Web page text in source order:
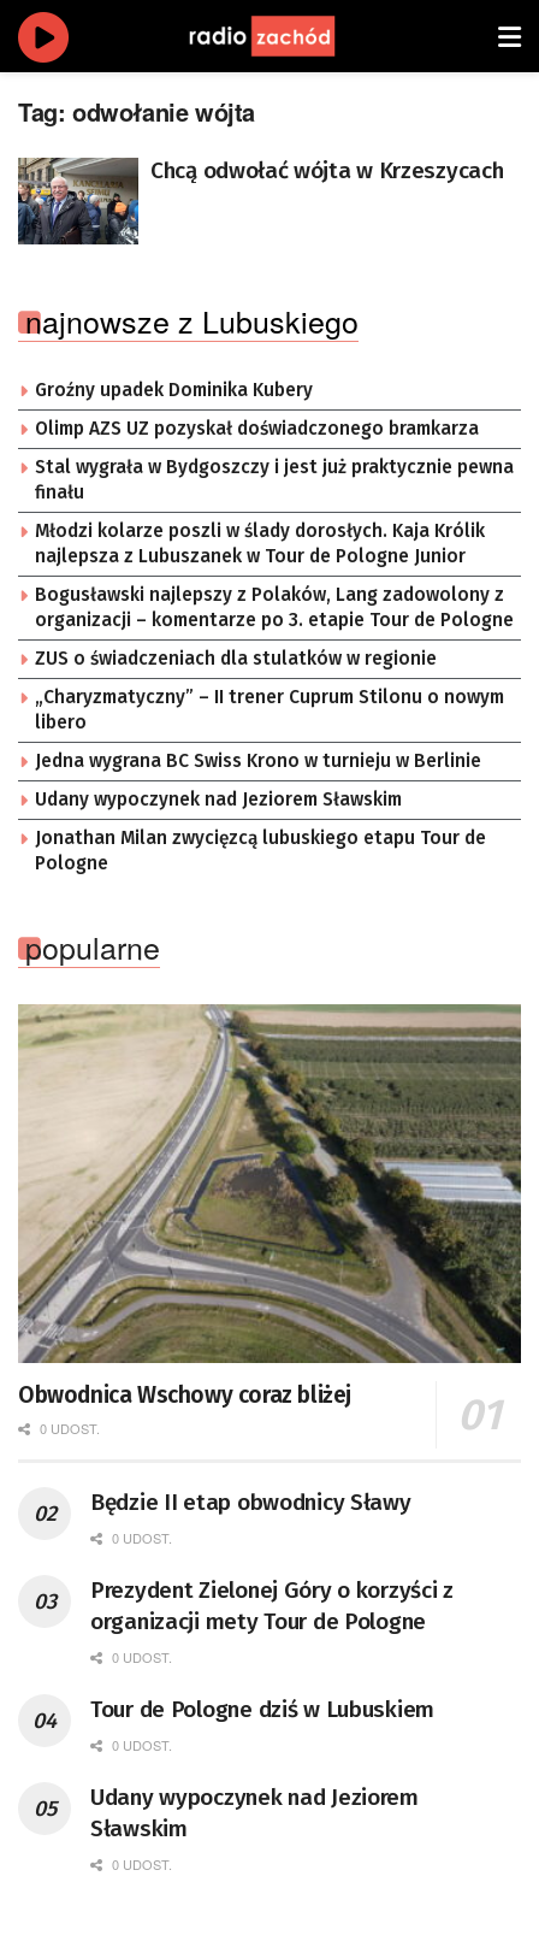
Tag: odwołanie wójta
Chcą odwołać wójta w Krzeszycach
najnowsze z Lubuskiego
Groźny upadek Dominika Kubery
Olimp AZS UZ pozyskał doświadczonego bramkarza
Stal wygrała w Bydgoszczy i jest już praktycznie pewna
finału
Młodzi kolarze poszli w ślady dorosłych. Kaja Królik
najlepsza z Lubuszanek w Tour de Pologne Junior
Bogusławski najlepszy z Polaków, Lang zadowolony z
organizacji – komentarze po 3. etapie Tour de Pologne
ZUS o świadczeniach dla stulatków w regionie
„Charyzmatyczny” – II trener Cuprum Stilonu o nowym
libero
Jedna wygrana BC Swiss Krono w turnieju w Berlinie
Udany wypoczynek nad Jeziorem Sławskim
Jonathan Milan zwycięzcą lubuskiego etapu Tour de
Pologne
popularne
Obwodnica Wschowy coraz bliżej
0 UDOST.
Będzie II etap obwodnicy Sławy
0 UDOST.
Prezydent Zielonej Góry o korzyści z
organizacji mety Tour de Pologne
0 UDOST.
Tour de Pologne dziś w Lubuskiem
0 UDOST.
Udany wypoczynek nad Jeziorem
Sławskim
0 UDOST.